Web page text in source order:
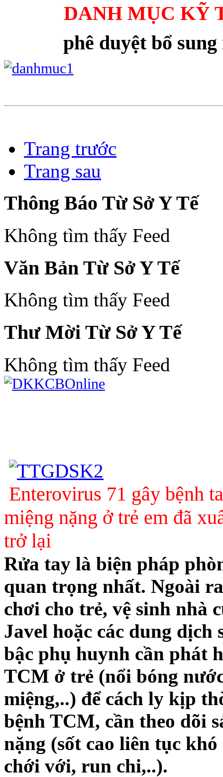
DANH MỤC KỸ
phê duyệt bổ
Trang trước
Trang sau
Thông Báo Từ Sở Y Tế
Không tìm thấy Feed
Văn Bản Từ Sở Y Tế
Không tìm thấy Feed
Thư Mời Từ Sở Y Tế
Không tìm thấy Feed
Enterovirus 71 gây bệnh
miệng nặng ở trẻ em đã
trở lại
Rửa tay là biện pháp
quan trọng nhất. Ngoài
chơi cho trẻ, vệ sinh nhà
Javel hoặc các dung
bậc phụ huynh cần phát
TCM ở trẻ (nổi bóng
miệng,..) để cách ly kịp
bệnh TCM, cần theo dõi
nặng (sốt cao liên tục
chới với, run chi,..).